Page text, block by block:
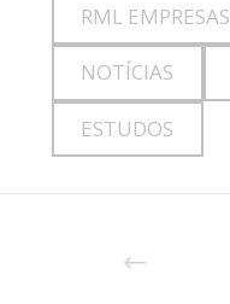
RML EMPRESAS
NOTÍCIAS
ESTUDOS